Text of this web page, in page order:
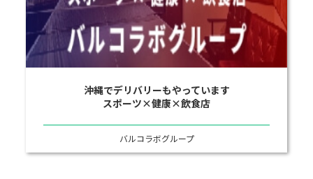
沖縄でデリバリーもやっています
スポーツ×健康×飲食店
バルコラボグループ